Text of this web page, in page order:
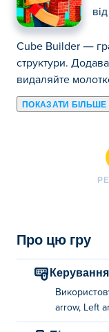
від
Cube Builder —
структури.
видаляйте
ПОКАЗАТИ БІЛЬШЕ
Рубайте дерева,
сходи, щоб
від зомбі-
побудувати та
Як грати в
Використовуйте
джойстик для
Про цю гру
Керування
arrow, Left